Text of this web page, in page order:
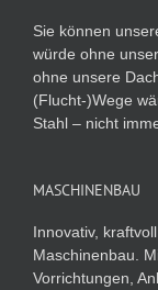
Sie können
würde ohne
ohne unsere
(Flucht-)Wege
Stahl – nicht
MASCHINENBAU
Innovativ,
Maschinenbau.
Vorrichtungen,